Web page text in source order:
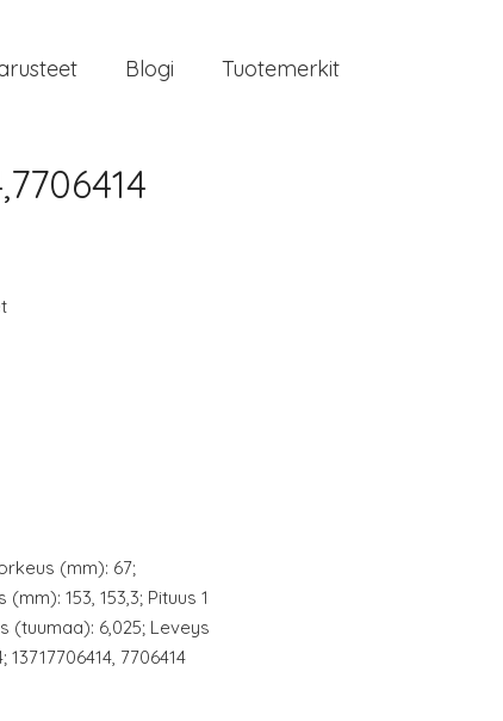
Blogi Tuotemerkit
(mm): 67;
153, 153,3; Pituus 1
(tuumaa): 6,025; Leveys
7706414